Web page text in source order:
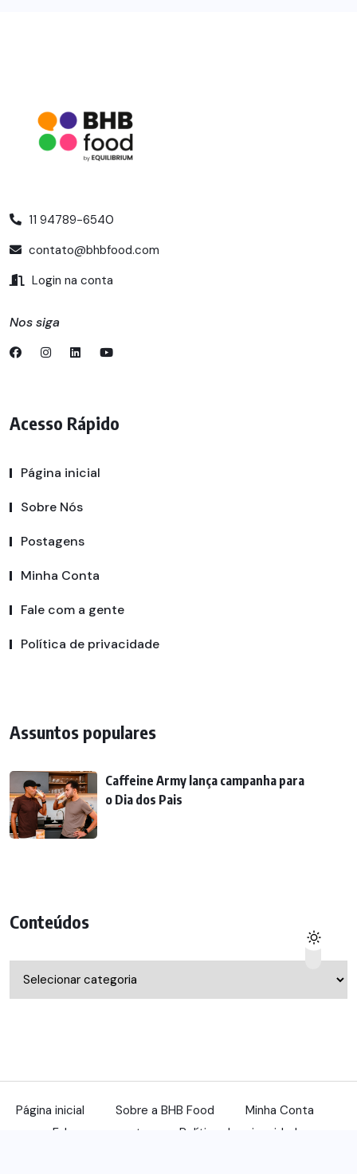
11 94789-6540
contato@bhbfood.com
Login na conta
Nos siga
Acesso Rápido
Página inicial
Sobre Nós
Postagens
Minha Conta
Fale com a gente
Política de privacidade
Assuntos populares
Caffeine Army lança campanha para
o Dia dos Pais
Conteúdos
Conteúdos
Página inicial Sobre a BHB Food
Minha Conta
Fale com a gente
Política de privacidade